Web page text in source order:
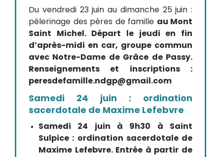
Du vendredi 23 juin au dimanche 25 juin :
pèlerinage des pères de famille au Mont
Saint Michel. Départ le jeudi en fin
d’après-midi en car, groupe commun
avec Notre-Dame de Grâce de Passy.
Renseignements et inscriptions :
peresdefamille.ndgp@gmail.com
Samedi 24 juin : ordination
sacerdotale de Maxime Lefebvre
Samedi 24 juin à 9h30 à Saint
Sulpice : ordination sacerdotale de
Maxime Lefebvre. Entrée à partir de